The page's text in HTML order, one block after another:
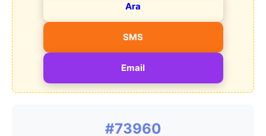
Ara
SMS
Email
#73960